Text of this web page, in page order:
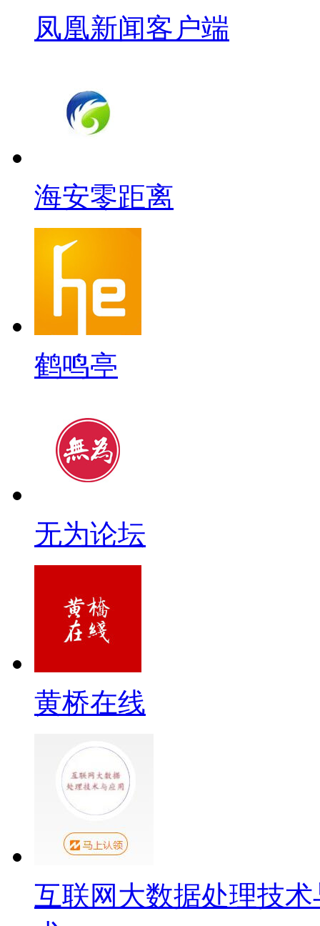
凤凰新闻客户端
海安零距离
鹤鸣亭
无为论坛
黄桥在线
互联网大数据处理技